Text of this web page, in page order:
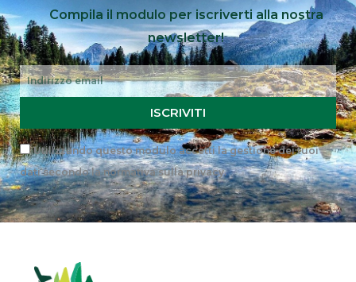
Compila il modulo per iscriverti alla nostra
newsletter!
Email
Privacy
Utilizzando questo modulo accetti la gestione dei tuoi
dati secondo lanormativa sulla privacy.
ISCRIVITI